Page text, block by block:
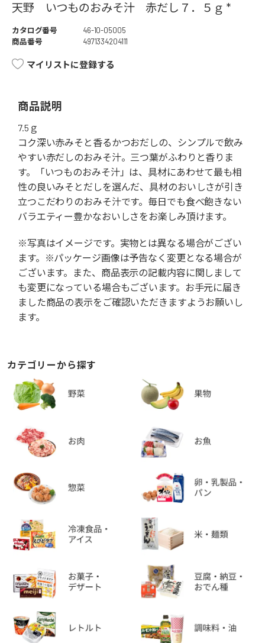
天野 いつものおみそ汁 赤だし７．５ｇ *
カタログ番号
46-10-05005
商品番号
4971334204111
マイリストに登録する
商品説明
7.5ｇ
コク深い赤みそと香るかつおだしの、シンプルで飲み
やすい赤だしのおみそ汁。三つ葉がふわりと香りま
す。「いつものおみそ汁」は、具材にあわせて最も相
性の良いみそとだしを選んだ、具材のおいしさが引き
立つこだわりのおみそ汁です。毎日でも食べ飽きない
バラエティー豊かなおいしさをお楽しみ頂けます。
※写真はイメージです。実物とは異なる場合がござい
ます。※パッケージ画像は予告なく変更となる場合が
ございます。また、商品表示の記載内容に関しまして
も変更になっている場合もございます。お手元に届き
ました商品の表示をご確認いただきますようお願いし
ます。
カテゴリーから探す